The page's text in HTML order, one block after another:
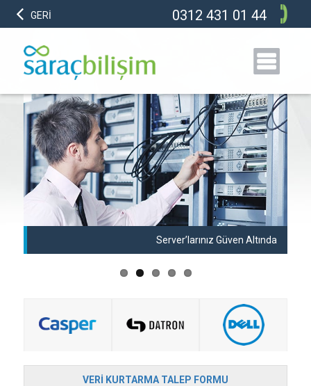
GERİ 0312 431 01 44
Server’larınız Güven Altında
VERI KURTARMA TALEP FORMU